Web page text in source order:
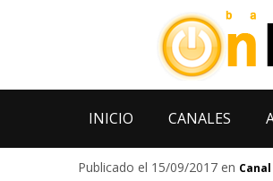
INICIO CANALES
Publicado el 15/09/2017 en